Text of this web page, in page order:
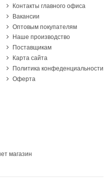
Контакты главного офиса
Вакансии
Оптовым покупателям
Наше производство
Поставщикам
Карта сайта
Политика конфеденциальности
Оферта
магазин